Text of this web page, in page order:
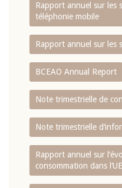
Rapport annuel sur les
téléphonie mobile
Rapport annuel sur les
BCEAO Annual Report
Note trimestrielle de
Note trimestrielle
Rapport annuel sur
consommation dans